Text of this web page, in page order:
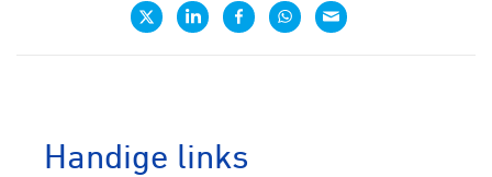
Handige links